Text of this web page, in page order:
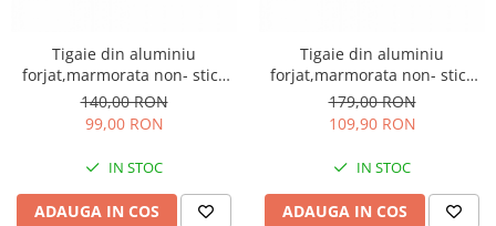
Tigaie din aluminiu
forjat,marmorata non- stick
24CM Capac din sticla cu
orificiu pentru eliberarea
aburului
140,00 RON
99,00 RON
IN STOC
ADAUGA IN COS
Tigaie din aluminiu
forjat,marmorata non- stick
28CM Capac din sticla cu
orificiu pentru eliberarea
aburului
179,00 RON
109,90 RON
IN STOC
ADAUGA IN COS